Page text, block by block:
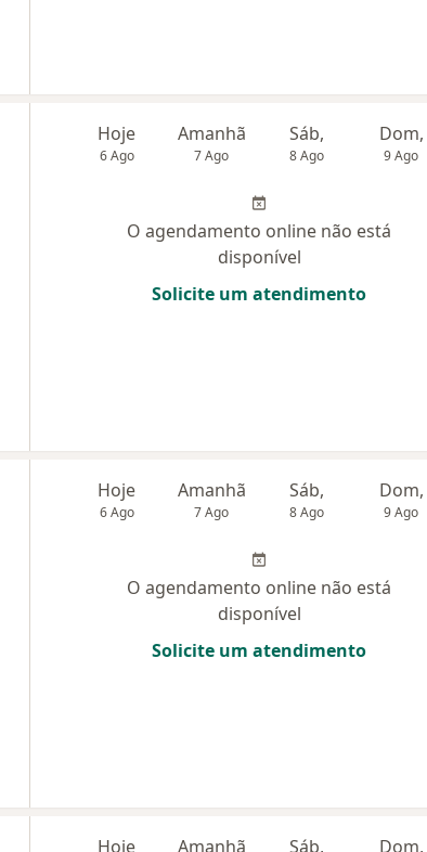
Hoje
6 Ago
Amanhã
7 Ago
Sáb,
8 Ago
Dom,
9 Ago
O agendamento online não está
disponível
Solicite um atendimento
Hoje
6 Ago
Amanhã
7 Ago
Sáb,
8 Ago
Dom,
9 Ago
O agendamento online não está
disponível
Solicite um atendimento
Hoje Amanhã Sáb, Dom,